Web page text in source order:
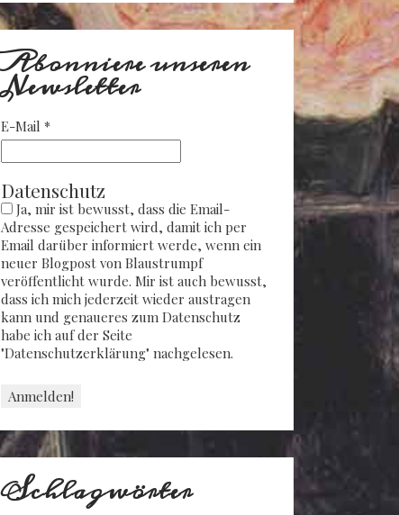
Abonniere unseren
Newsletter
E-Mail *
Datenschutz
Ja, mir ist bewusst, dass die Email-
Adresse gespeichert wird, damit ich per
Email darüber informiert werde, wenn ein
neuer Blogpost von Blaustrumpf
veröffentlicht wurde. Mir ist auch bewusst,
dass ich mich jederzeit wieder austragen
kann und genaueres zum Datenschutz
habe ich auf der Seite
"Datenschutzerklärung" nachgelesen.
Schlagwörter